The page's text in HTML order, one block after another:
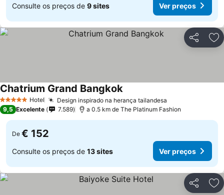
Consulte os preços de 9 sites Ver preços
Partilhar
5 Estrelas Hotel Design inspirado na herança tailandesa
Chatrium Grand Bangkok
9,5 Excelente 7.589 a 0.5 km de The Platinum Fashion
De € 152
Consulte os preços de 13 sites Ver preços
Partilhar